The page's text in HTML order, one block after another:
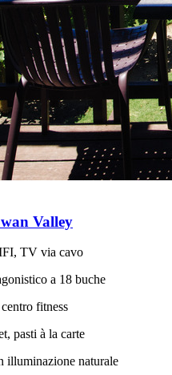
Valley
TV via cavo
a 18 buche
fitness
pasti à la carte
illuminazione naturale